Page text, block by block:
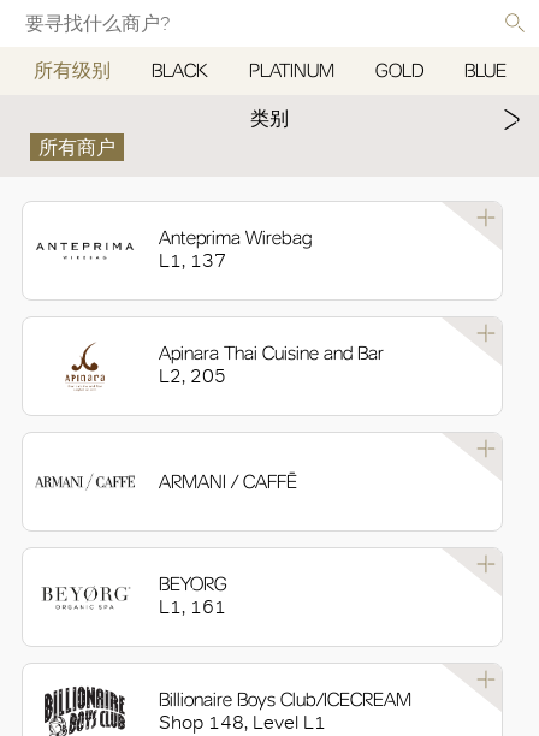
所有级别 BLACK PLATINUM GOLD BLUE
类别
所有商户
Anteprima Wirebag
L1, 137
Apinara Thai Cuisine and Bar
L2, 205
ARMANI / CAFFĒ
BEYORG
L1, 161
Billionaire Boys Club/ICECREAM
Shop 148, Level L1